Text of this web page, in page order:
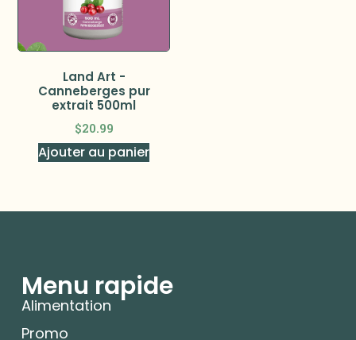
Land Art -
Canneberges pur
extrait 500ml
$20.99
Ajouter au panier
Menu rapide
Alimentation
Promo